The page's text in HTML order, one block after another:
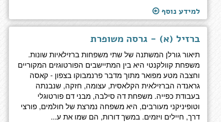
למידע נוסף
ברזיל (א) - גרסה משופרת
תיאור גורלן המשתנה של שתי משפחות ברזילאיות שונות.
משפחת קוולקנטי היא בין המתיישבים הפורטוגזים המקוריים
וחצבה מטע מפואר מתוך מדבר פרנמבוקו בצפון - קאסה
גראנדה הברזילאית הקלאסית, עצומה, חזקה, שנבנתה
בעבודת כפייה. משפחת דה סילבה, מבני דם פורטוגלי
וטופיניקני מעורבים, היא משפחה נמרצת של חולמים, פורצי
דרך, חיילים ויזמים. במשך דורות, הם שמו את ע...